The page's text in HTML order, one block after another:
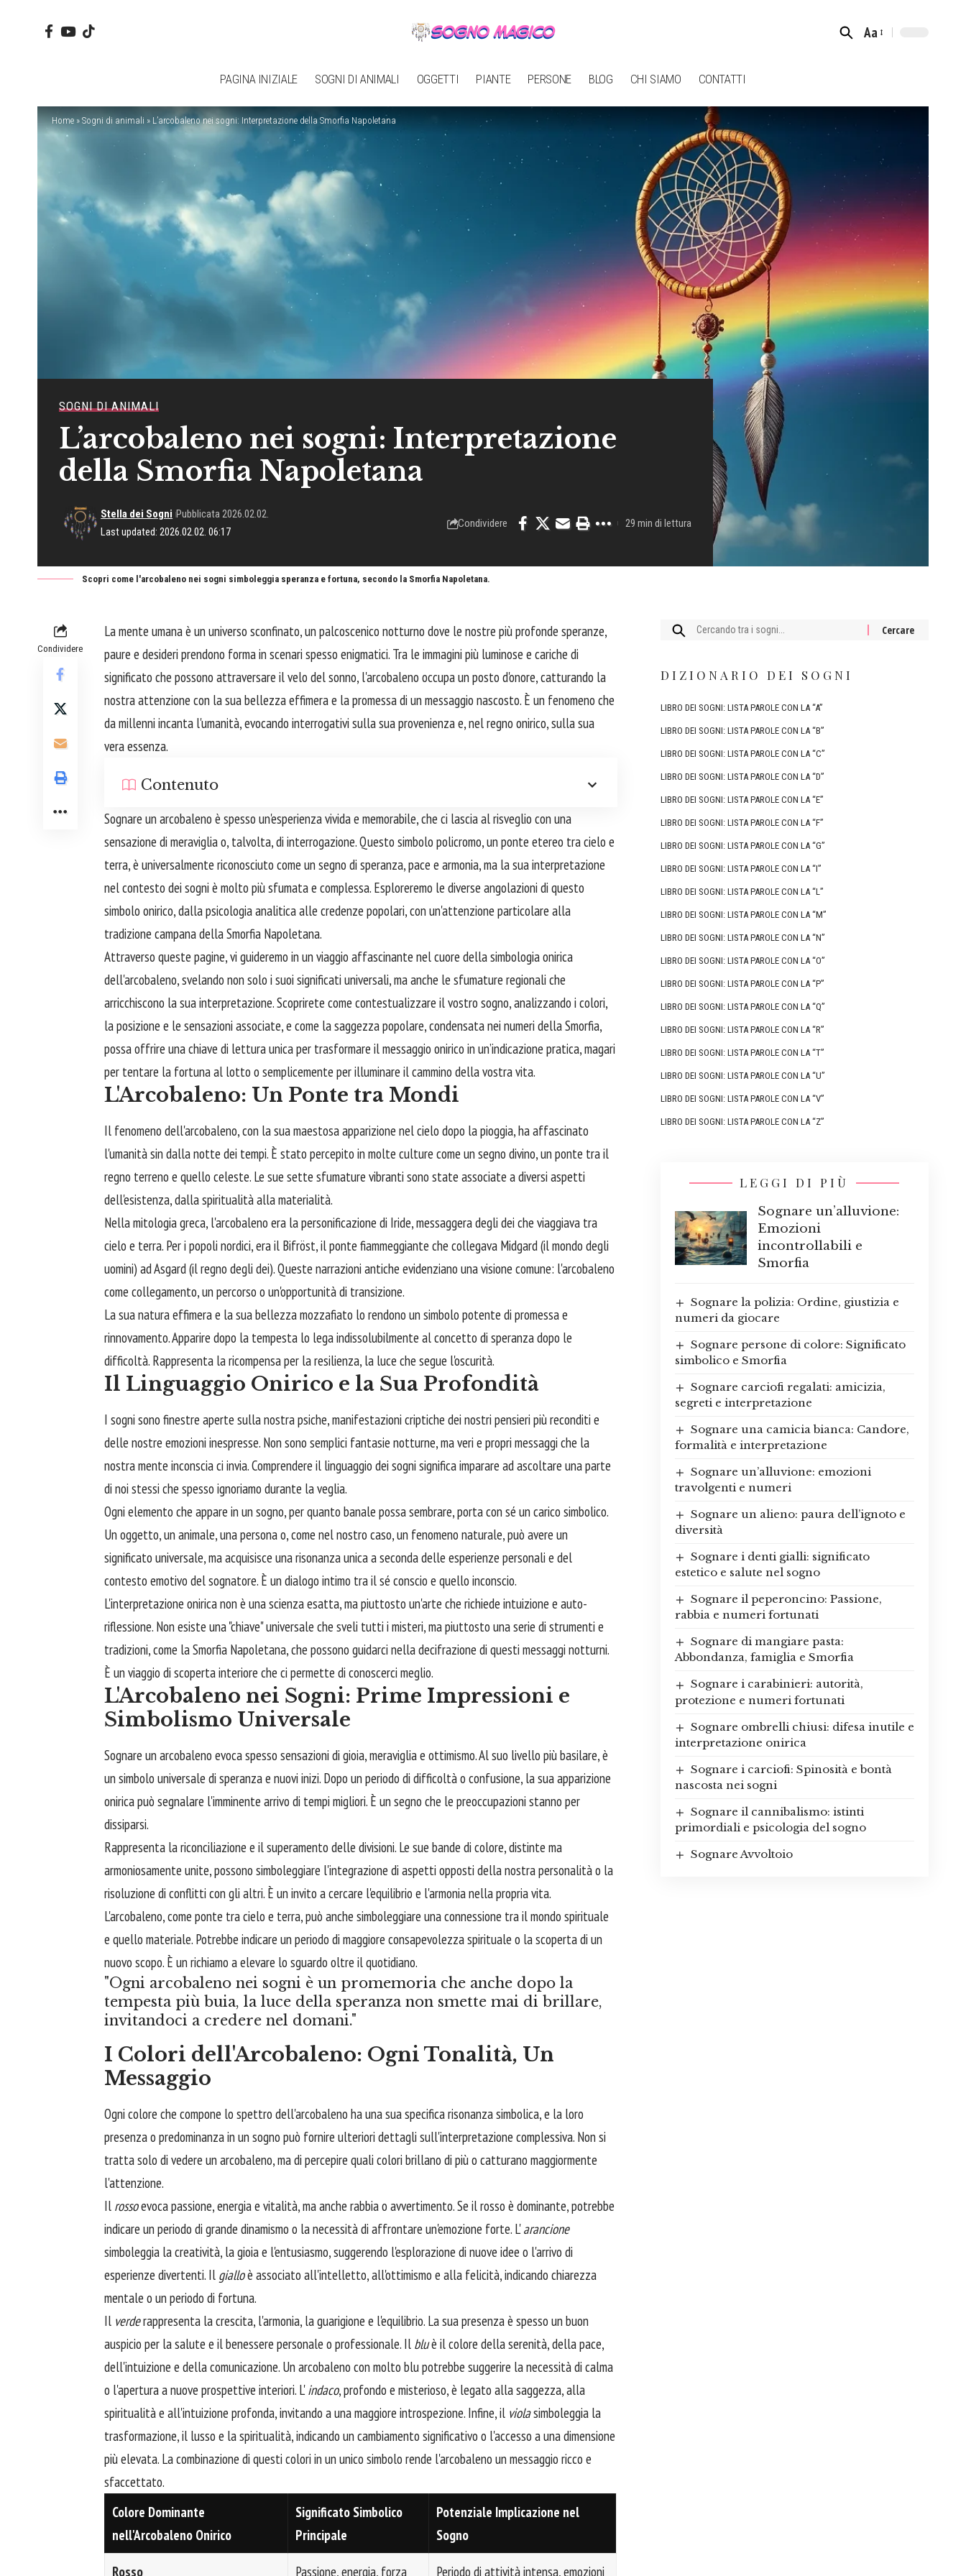
Font
Aa
PAGINA INIZIALE SOGNI DI ANIMALI OGGETTI PIANTE PERSONE BLOG CHI SIAMO CONTATTI
Home » Sogni di animali » L’arcobaleno nei sogni: Interpretazione della Smorfia Napoletana
SOGNI DI ANIMALI
L’arcobaleno nei sogni: Interpretazione
della Smorfia Napoletana
Last updated: 2026.02.02. 06:17
Stella dei Sogni Pubblicata 2026.02.02.
Condividere 29 min di lettura
Scopri come l'arcobaleno nei sogni simboleggia speranza e fortuna, secondo la Smorfia Napoletana.
Condividere
La mente umana è un universo sconfinato, un palcoscenico notturno dove le nostre più profonde speranze,
paure e desideri prendono forma in scenari spesso enigmatici. Tra le immagini più luminose e cariche di
significato che possono attraversare il velo del sonno, l'arcobaleno occupa un posto d'onore, catturando la
nostra attenzione con la sua bellezza effimera e la promessa di un messaggio nascosto. È un fenomeno che
da millenni incanta l'umanità, evocando interrogativi sulla sua provenienza e, nel regno onirico, sulla sua
vera essenza.
Contenuto
Sognare un arcobaleno è spesso un'esperienza vivida e memorabile, che ci lascia al risveglio con una
sensazione di meraviglia o, talvolta, di interrogazione. Questo simbolo policromo, un ponte etereo tra cielo e
terra, è universalmente riconosciuto come un segno di speranza, pace e armonia, ma la sua interpretazione
nel contesto dei sogni è molto più sfumata e complessa. Esploreremo le diverse angolazioni di questo
simbolo onirico, dalla psicologia analitica alle credenze popolari, con un'attenzione particolare alla
tradizione campana della Smorfia Napoletana.
Attraverso queste pagine, vi guideremo in un viaggio affascinante nel cuore della simbologia onirica
dell'arcobaleno, svelando non solo i suoi significati universali, ma anche le sfumature regionali che
arricchiscono la sua interpretazione. Scoprirete come contestualizzare il vostro sogno, analizzando i colori,
la posizione e le sensazioni associate, e come la saggezza popolare, condensata nei numeri della Smorfia,
possa offrire una chiave di lettura unica per trasformare il messaggio onirico in un’indicazione pratica, magari
per tentare la fortuna al lotto o semplicemente per illuminare il cammino della vostra vita.
L'Arcobaleno: Un Ponte tra Mondi
Il fenomeno dell'arcobaleno, con la sua maestosa apparizione nel cielo dopo la pioggia, ha affascinato
l'umanità sin dalla notte dei tempi. È stato percepito in molte culture come un segno divino, un ponte tra il
regno terreno e quello celeste. Le sue sette sfumature vibranti sono state associate a diversi aspetti
dell'esistenza, dalla spiritualità alla materialità.
Nella mitologia greca, l'arcobaleno era la personificazione di Iride, messaggera degli dei che viaggiava tra
cielo e terra. Per i popoli nordici, era il Bifröst, il ponte fiammeggiante che collegava Midgard (il mondo degli
uomini) ad Asgard (il regno degli dei). Queste narrazioni antiche evidenziano una visione comune: l'arcobaleno
come collegamento, un percorso o un'opportunità di transizione.
La sua natura effimera e la sua bellezza mozzafiato lo rendono un simbolo potente di promessa e
rinnovamento. Apparire dopo la tempesta lo lega indissolubilmente al concetto di speranza dopo le
difficoltà. Rappresenta la ricompensa per la resilienza, la luce che segue l'oscurità.
Il Linguaggio Onirico e la Sua Profondità
I sogni sono finestre aperte sulla nostra psiche, manifestazioni criptiche dei nostri pensieri più reconditi e
delle nostre emozioni inespresse. Non sono semplici fantasie notturne, ma veri e propri messaggi che la
nostra mente inconscia ci invia. Comprendere il linguaggio dei sogni significa imparare ad ascoltare una parte
di noi stessi che spesso ignoriamo durante la veglia.
Ogni elemento che appare in un sogno, per quanto banale possa sembrare, porta con sé un carico simbolico.
Un oggetto, un animale, una persona o, come nel nostro caso, un fenomeno naturale, può avere un
significato universale, ma acquisisce una risonanza unica a seconda delle esperienze personali e del
contesto emotivo del sognatore. È un dialogo intimo tra il sé conscio e quello inconscio.
L'interpretazione onirica non è una scienza esatta, ma piuttosto un'arte che richiede intuizione e auto-
riflessione. Non esiste una "chiave" universale che sveli tutti i misteri, ma piuttosto una serie di strumenti e
tradizioni, come la Smorfia Napoletana, che possono guidarci nella decifrazione di questi messaggi notturni.
È un viaggio di scoperta interiore che ci permette di conoscerci meglio.
L'Arcobaleno nei Sogni: Prime Impressioni e
Simbolismo Universale
Sognare un arcobaleno evoca spesso sensazioni di gioia, meraviglia e ottimismo. Al suo livello più basilare, è
un simbolo universale di speranza e nuovi inizi. Dopo un periodo di difficoltà o confusione, la sua apparizione
onirica può segnalare l'imminente arrivo di tempi migliori. È un segno che le preoccupazioni stanno per
dissiparsi.
Rappresenta la riconciliazione e il superamento delle divisioni. Le sue bande di colore, distinte ma
armoniosamente unite, possono simboleggiare l'integrazione di aspetti opposti della nostra personalità o la
risoluzione di conflitti con gli altri. È un invito a cercare l'equilibrio e l'armonia nella propria vita.
L'arcobaleno, come ponte tra cielo e terra, può anche simboleggiare una connessione tra il mondo spirituale
e quello materiale. Potrebbe indicare un periodo di maggiore consapevolezza spirituale o la scoperta di un
nuovo scopo. È un richiamo a elevare lo sguardo oltre il quotidiano.
"Ogni arcobaleno nei sogni è un promemoria che anche dopo la
tempesta più buia, la luce della speranza non smette mai di brillare,
invitandoci a credere nel domani."
I Colori dell'Arcobaleno: Ogni Tonalità, Un
Messaggio
Ogni colore che compone lo spettro dell'arcobaleno ha una sua specifica risonanza simbolica, e la loro
presenza o predominanza in un sogno può fornire ulteriori dettagli sull'interpretazione complessiva. Non si
tratta solo di vedere un arcobaleno, ma di percepire quali colori brillano di più o catturano maggiormente
l'attenzione.
Il rossoevoca passione, energia e vitalità, ma anche rabbia o avvertimento. Se il rosso è dominante, potrebbe
indicare un periodo di grande dinamismo o la necessità di affrontare un'emozione forte. L'arancione
simboleggia la creatività, la gioia e l'entusiasmo, suggerendo l'esplorazione di nuove idee o l'arrivo di
esperienze divertenti. Il gialloè associato all'intelletto, all'ottimismo e alla felicità, indicando chiarezza
mentale o un periodo di fortuna.
Il verderappresenta la crescita, l'armonia, la guarigione e l'equilibrio. La sua presenza è spesso un buon
auspicio per la salute e il benessere personale o professionale. Il bluè il colore della serenità, della pace,
dell'intuizione e della comunicazione. Un arcobaleno con molto blu potrebbe suggerire la necessità di calma
o l'apertura a nuove prospettive interiori. L'indaco, profondo e misterioso, è legato alla saggezza, alla
spiritualità e all'intuizione profonda, invitando a una maggiore introspezione. Infine, il violasimboleggia la
trasformazione, il lusso e la spiritualità, indicando un cambiamento significativo o l'accesso a una dimensione
più elevata. La combinazione di questi colori in un unico simbolo rende l'arcobaleno un messaggio ricco e
sfaccettato.
Colore Dominante
nell'Arcobaleno Onirico
Significato Simbolico
Principale
Potenziale Implicazione nel
Sogno
Rosso Passione, energia, forza Periodo di attività intensa, emozioni
Cercare:
DIZIONARIO DEI SOGNI
LIBRO DEI SOGNI: LISTA PAROLE CON LA “A”
LIBRO DEI SOGNI: LISTA PAROLE CON LA “B”
LIBRO DEI SOGNI: LISTA PAROLE CON LA “C”
LIBRO DEI SOGNI: LISTA PAROLE CON LA “D”
LIBRO DEI SOGNI: LISTA PAROLE CON LA “E”
LIBRO DEI SOGNI: LISTA PAROLE CON LA “F”
LIBRO DEI SOGNI: LISTA PAROLE CON LA “G”
LIBRO DEI SOGNI: LISTA PAROLE CON LA “I”
LIBRO DEI SOGNI: LISTA PAROLE CON LA “L”
LIBRO DEI SOGNI: LISTA PAROLE CON LA “M”
LIBRO DEI SOGNI: LISTA PAROLE CON LA “N”
LIBRO DEI SOGNI: LISTA PAROLE CON LA “O”
LIBRO DEI SOGNI: LISTA PAROLE CON LA “P”
LIBRO DEI SOGNI: LISTA PAROLE CON LA “Q”
LIBRO DEI SOGNI: LISTA PAROLE CON LA “R”
LIBRO DEI SOGNI: LISTA PAROLE CON LA “T”
LIBRO DEI SOGNI: LISTA PAROLE CON LA “U”
LIBRO DEI SOGNI: LISTA PAROLE CON LA “V”
LIBRO DEI SOGNI: LISTA PAROLE CON LA “Z”
LEGGI DI PIÙ
Sognare un’alluvione:
Emozioni
incontrollabili e
Smorfia
Sognare la polizia: Ordine, giustizia e
numeri da giocare
Sognare persone di colore: Significato
simbolico e Smorfia
Sognare carciofi regalati: amicizia,
segreti e interpretazione
Sognare una camicia bianca: Candore,
formalità e interpretazione
Sognare un’alluvione: emozioni
travolgenti e numeri
Sognare un alieno: paura dell’ignoto e
diversità
Sognare i denti gialli: significato
estetico e salute nel sogno
Sognare il peperoncino: Passione,
rabbia e numeri fortunati
Sognare di mangiare pasta:
Abbondanza, famiglia e Smorfia
Sognare i carabinieri: autorità,
protezione e numeri fortunati
Sognare ombrelli chiusi: difesa inutile e
interpretazione onirica
Sognare i carciofi: Spinosità e bontà
nascosta nei sogni
Sognare il cannibalismo: istinti
primordiali e psicologia del sogno
Sognare Avvoltoio